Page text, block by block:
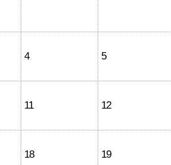
4 5
11 12
18 19